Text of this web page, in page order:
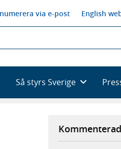
via e-post English
Så styrs Sverige